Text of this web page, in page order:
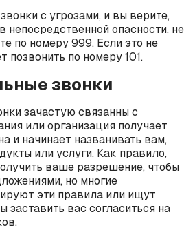
с угрозами, и вы верите,
непосредственной опасности, не
по номеру 999. Если это не
позвонить по номеру 101.
звонки
зачастую связанны с
или организация получает
и начинает названивать вам,
или услуги. Как правило,
ваше разрешение, чтобы
но многие
эти правила или ищут
заставить вас согласиться на